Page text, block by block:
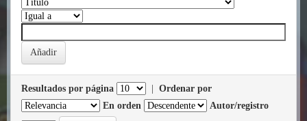
Resultados por página
Ordenar por
En orden
Autor/registro